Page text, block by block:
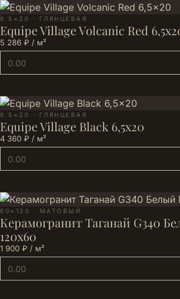
6.5×20 · ГЛЯНЦЕВАЯ
Equipe Village Volcanic Red
5 286 ₽ / м²
6.5×20 · ГЛЯНЦЕВАЯ
Equipe Village Black 6,5x20
4 360 ₽ / м²
60×120 · МАТОВЫЙ
Керамогранит Таганай G340
120x60
1 900 ₽ / м²